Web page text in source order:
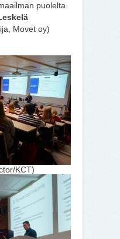
puolelta.
Movet oy)
KCT)